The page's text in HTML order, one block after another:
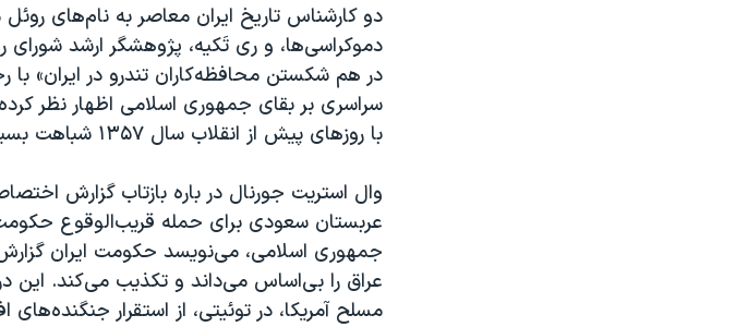
دو کارشناس تاریخ ایران معاصر به نام‌های
دموکراسی‌ها، و ری تَکیه، پژوهشگر ارشد شورای
در هم شکستن محافظه‌کاران تندرو در ایران» با
سراسری بر بقای جمهوری اسلامی اظهار نظر
با روزهای پیش از انقلاب سال ۱۳۵۷ شباهت بسیار زیادی دارد.
وال استریت جورنال در باره بازتاب گزارش
عربستان سعودی برای حمله قریب‌الوقوع
جمهوری اسلامی،‌ می‌نویسد حکومت ایران
عراق را بی‌اساس می‌داند و تکذیب می‌کند. این
مسلح آمریکا، در توئیتی، از استقرار جنگنده‌های اف-۲۲ و اف-۱۵‌ای در منطقه خبر